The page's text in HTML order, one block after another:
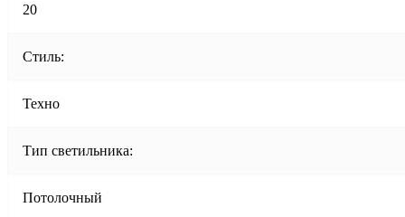
20
Стиль:
Техно
Тип светильника:
Потолочный